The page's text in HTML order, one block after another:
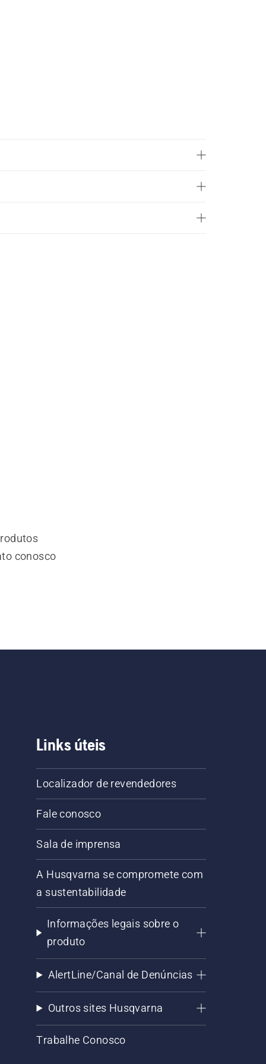
conosco
Links úteis
Localizador de revendedores
Fale conosco
Sala de imprensa
A Husqvarna se compromete com
a sustentabilidade
Informações legais sobre o
produto
AlertLine/Canal de Denúncias
Outros sites Husqvarna
Trabalhe Conosco